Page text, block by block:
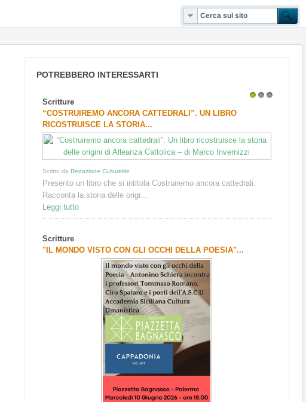
POTREBBERO INTERESSARTI
Scritture
“COSTRUIREMO ANCORA CATTEDRALI”. UN LIBRO
RICOSTRUISCE LA STORIA...
Scritto daRedazione Culturelite
Presento un libro che si intitola Costruiremo ancora cattedrali.
Racconta la storia delle origi...
Leggi tutto
Scritture
"IL MONDO VISTO CON GLI OCCHI DELLA POESIA"...